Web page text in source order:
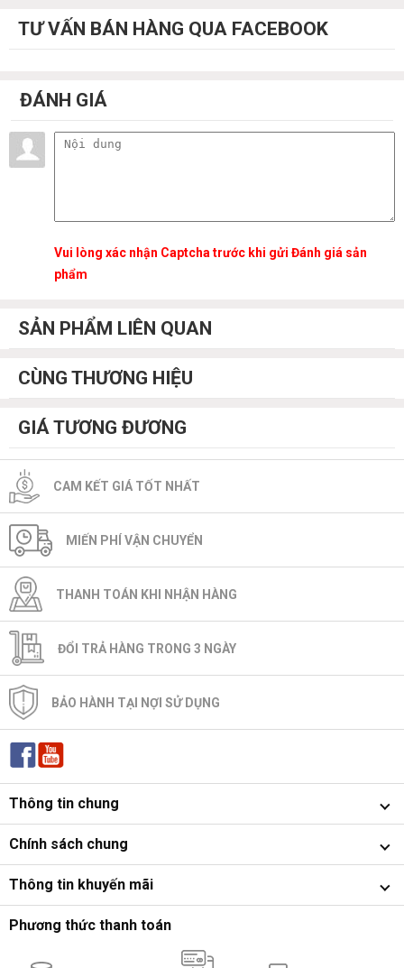
TƯ VẤN BÁN HÀNG QUA FACEBOOK
ĐÁNH GIÁ
Vui lòng xác nhận Captcha trước khi gửi Đánh giá sản
phẩm
SẢN PHẨM LIÊN QUAN
CÙNG THƯƠNG HIỆU
GIÁ TƯƠNG ĐƯƠNG
CAM KẾT GIÁ TỐT NHẤT
MIẾN PHÍ VẬN CHUYỂN
THANH TOÁN KHI NHẬN HÀNG
ĐỔI TRẢ HÀNG TRONG 3 NGÀY
BẢO HÀNH TẠI NỢI SỬ DỤNG
Thông tin chung
Chính sách chung
Thông tin khuyến mãi
Phương thức thanh toán